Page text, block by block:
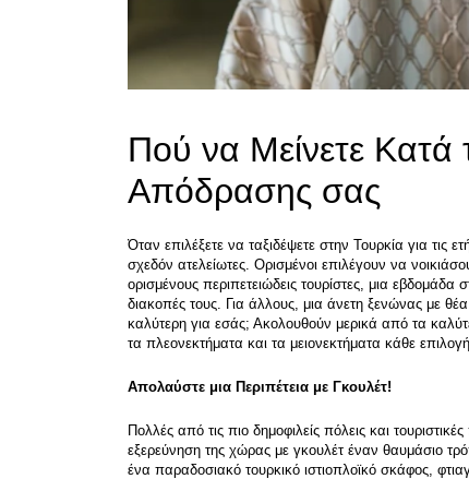
Πού να Μείνετε Κατά
Απόδρασης σας
Όταν επιλέξετε να ταξιδέψετε στην Τουρκία για τις
σχεδόν ατελείωτες. Ορισμένοι επιλέγουν να
ορισμένους περιπετειώδεις τουρίστες, μια
διακοπές τους. Για άλλους, μια άνετη ξενώνας με
καλύτερη για εσάς; Ακολουθούν μερικά από τα
τα πλεονεκτήματα και τα μειονεκτήματα κάθε
Απολαύστε μια Περιπέτεια με Γκουλέτ!
Πολλές από τις πιο δημοφιλείς πόλεις και
εξερεύνηση της χώρας με γκουλέτ έναν θαυμάσιο
ένα παραδοσιακό τουρκικό ιστιοπλοϊκό σκάφος,